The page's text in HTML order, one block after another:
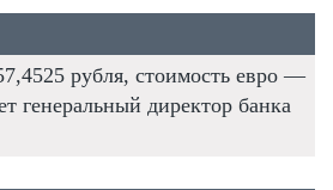
рубля, стоимость евро —
генеральный директор банка